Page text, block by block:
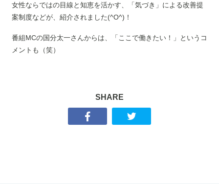
女性ならではの目線と知恵を活かす、「気づき」による改善提
案制度などが、紹介されました(^O^)！
番組MCの国分太一さんからは、「ここで働きたい！」というコ
メントも（笑）
SHARE